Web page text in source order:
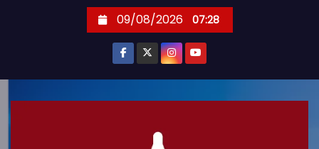
09/08/2026 07:28